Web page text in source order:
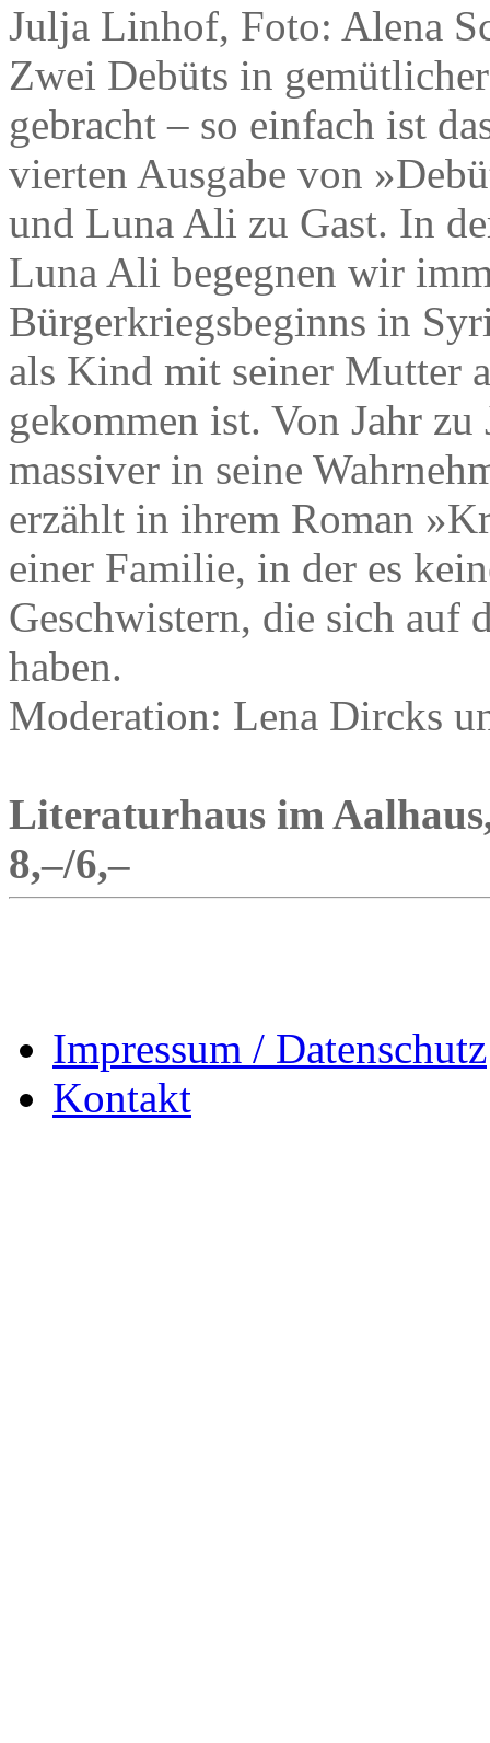
Julja Linhof, Foto: Alena
Zwei Debüts in
gebracht – so einfach ist
vierten Ausgabe von
und Luna Ali zu Gast. In
Luna Ali begegnen wir
Bürgerkriegsbeginns in
als Kind mit seiner Mutter
gekommen ist. Von Jahr
massiver in seine
erzählt in ihrem Roman
einer Familie, in der es
Geschwistern, die sich auf
haben.
Moderation: Lena Dircks
Literaturhaus im
8,–/6,–
Impressum / Datenschutz
Kontakt